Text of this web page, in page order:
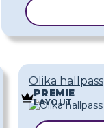
Olika hallpass
PREMIE
LAYOUT